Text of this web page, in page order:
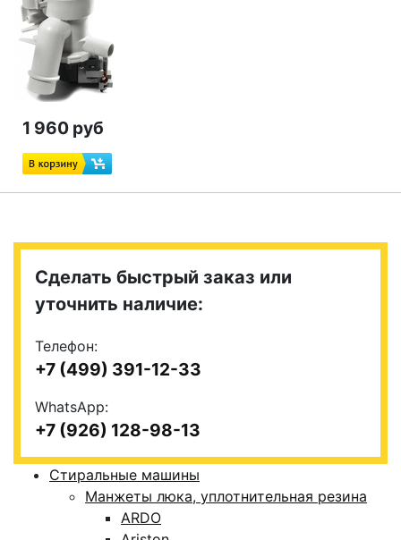
1 960 руб
Сделать быстрый заказ или
уточнить наличие:
Телефон:
+7 (499) 391-12-33
WhatsApp:
+7 (926) 128-98-13
Стиральные машины
Манжеты люка, уплотнительная резина
ARDO